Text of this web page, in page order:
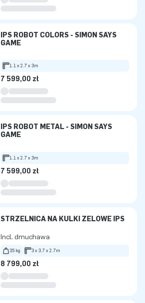
IPS ROBOT COLORS - SIMON SAYS
GAME
1.1 x 2.7 x 3m
7 599,00 zł
IPS ROBOT METAL - SIMON SAYS
GAME
1.1 x 2.7 x 3m
7 599,00 zł
STRZELNICA NA KULKI ŻELOWE IPS
Incl. dmuchawa
35 kg 3 x 3.7 x 2.7m
8 799,00 zł